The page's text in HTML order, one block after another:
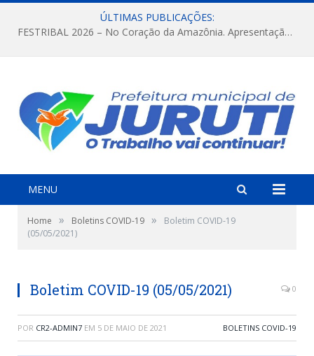
ÚLTIMAS PUBLICAÇÕES:
FESTRIBAL 2026 – No Coração da Amazônia. Apresentação da Munduruku.
MENU
Home » Boletins COVID-19 »
Boletim COVID-19
(05/05/2021)
Boletim COVID-19 (05/05/2021) 0
POR CR2-ADMIN7 EM 5 DE MAIO DE 2021 BOLETINS COVID-19